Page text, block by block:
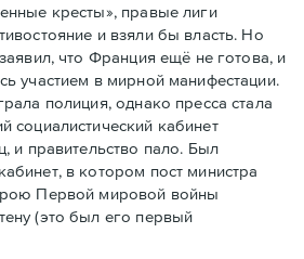
кресты», правые лиги
и взяли бы власть. Но
что Франция ещё не готова, и
участием в мирной манифестации.
полиция, однако пресса стала
социалистический кабинет
и правительство пало. Был
в котором пост министра
Первой мировой войны
(это был его первый